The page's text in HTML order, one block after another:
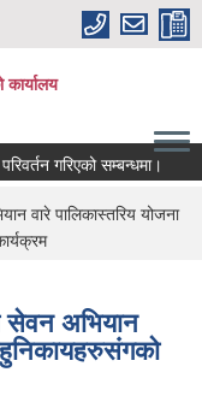
कार्यालय
गरिएको सम्बन्धमा।
वारे पालिकास्तरिय योजना
सेवन अभियान